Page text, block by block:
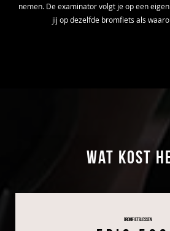
nemen. De examinator volgt je op een
jij op dezelfde bromfiets als
Wat kost
Bromfietslessen